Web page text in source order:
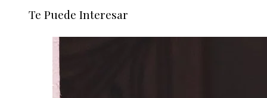
Te Puede Interesar